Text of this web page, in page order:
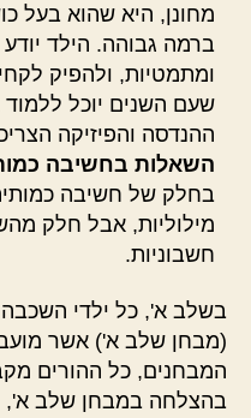
מחונן, היא שהוא בעל
ברמה גבוהה. הילד
ומתמטיות, ולהפיק
שעם השנים יוכל
ההנדסה והפיזיקה
השאלות בחשיבה
בחלק של חשיבה
מילוליות, אבל חלק
חשבוניות.
בשלב א', כל ילדי השכבה
(מבחן שלב א') אשר
המבחנים, כל ההורים
בהצלחה במבחן שלב א',